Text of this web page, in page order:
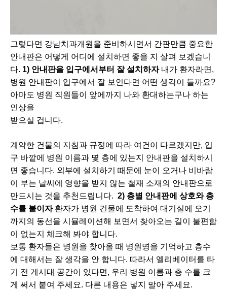
그렇다면 강남치과개원을 준비하시면서 간판만큼 중요한
안내판은 어떻게 어디에 설치하면 좋을 지 살펴 보겠습니
다.​ 1) 안내판을 입구에서부터 잘 설치하자 내가 환자라면,
병원 안내판이 입구에서 잘 보인다면 어떤 생각이 들까요?
아마도 병원 직원들이 앞에까지 나와 환대하는구나 하는
인상을
받으실 겁니다.
계약한 건물의 지침과 규정에 따라 여건이 다르겠지만, 입
구 바깥에 병원 이름과 몇 층에 있는지 안내판을 설치하시
면 좋습니다. 외부에 설치하기 때문에 눈이 오거나 비바람
이 부는 날씨에 영향을 받지 않는 철재 소재의 안내판으로
만드시는 것을 추천드립니다. ​ 2) 층별 안내판에 상호와 층
수를 붙이자​ 환자가 병원 건물에 도착하여 대기실에 오기
까지의 동선을 시뮬레이션해 보면서 찾아오는 길이 불편함
이 없는지 체크해 봐야 합니다.
보통 환자들은 병원을 찾아올 때 병원명을 기억하고 층수
에 대해서는 잘 생각을 안 합니다. 따라서 엘리베이터를 타
기 전 게시대 공간이 있다면, 우리 병원 이름과 층 수를 크
게 써서 붙여 주세요. 다른 내용은 넣지 말아 주세요.